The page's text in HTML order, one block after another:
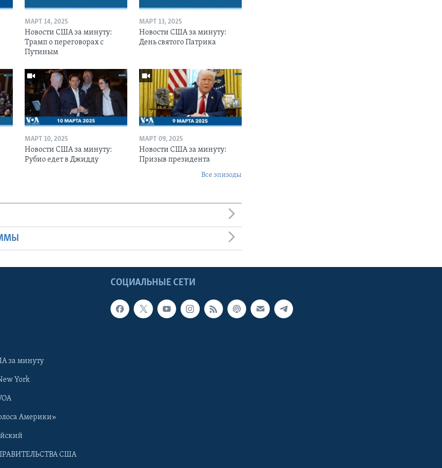
МАРТ 14, 2025
Новости США за минуту:
Трамп о переговорах с
Путиным
МАРТ 13, 2025
Новости США за минуту:
День святого Патрика
МАРТ 10, 2025
Новости США за минуту:
Рубио едет в Джидду
МАРТ 09, 2025
Новости США за минуту:
Призыв президента
Все эпизоды
СОЦИАЛЬНЫЕ СЕТИ
за минуту
York
Америки»
США